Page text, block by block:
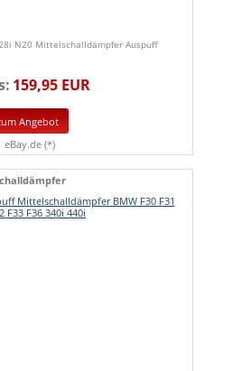
N20 Mittelschalldämpfer Auspuff
159,95 EUR
Angebot
eBay.de (*)